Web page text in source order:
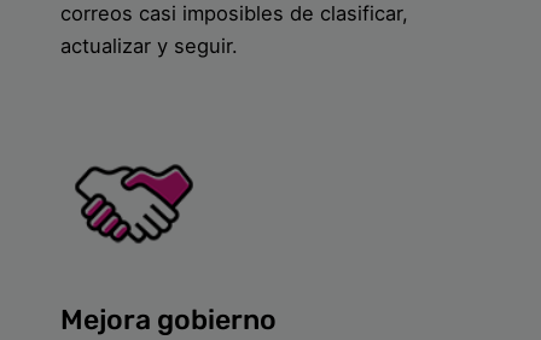
correos casi imposibles de clasificar,
actualizar y seguir.
Mejora gobierno